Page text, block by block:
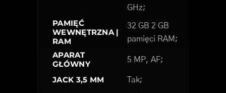
GHz;
PAMIĘĆ
WEWNĘTRZNA |
RAM
32 GB 2 GB
pamięci RAM;
APARAT
GŁÓWNY
5 MP, AF;
JACK 3,5 MM Tak;